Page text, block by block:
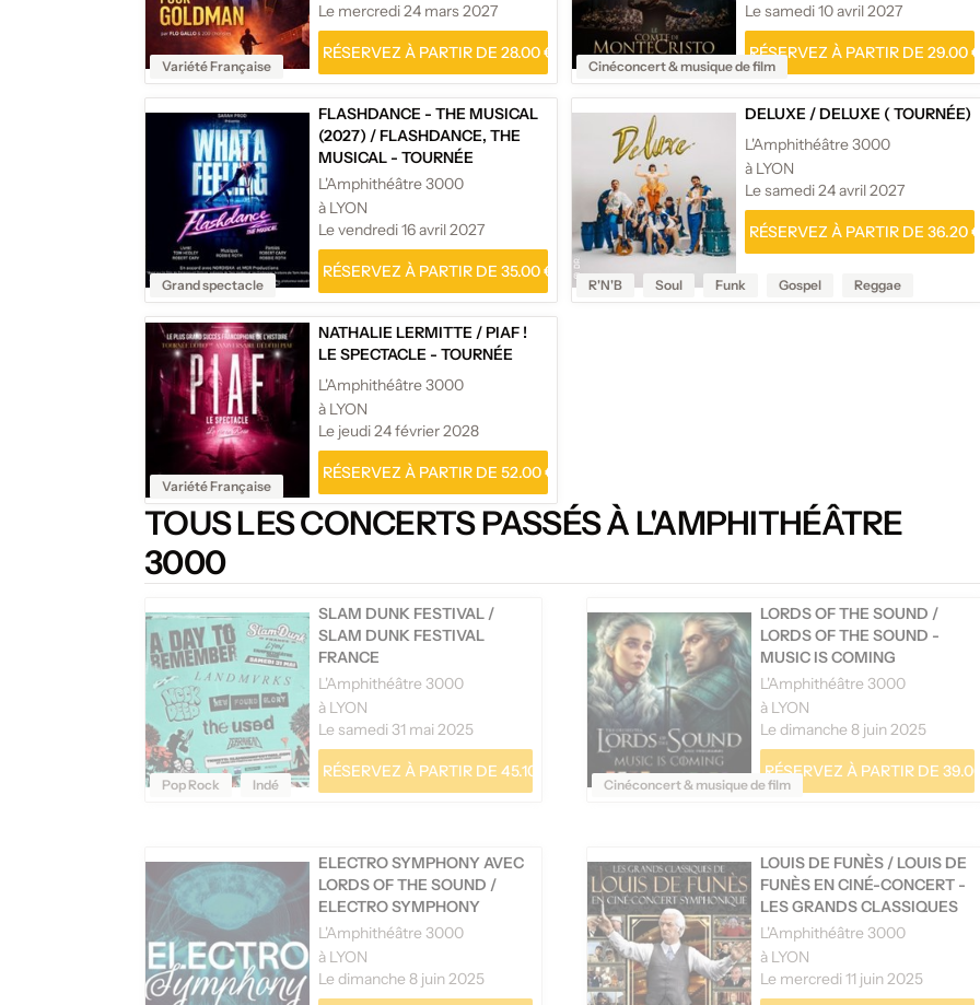
Variété Française
Le mercredi 24 mars 2027
RÉSERVEZ À PARTIR DE 28.00 €
Cinéconcert & musique de film
Le samedi 10 avril 2027
RÉSERVEZ À PARTIR DE 29.00
Grand spectacle
FLASHDANCE - THE MUSICAL
(2027) /FLASHDANCE, THE
MUSICAL - TOURNÉE
L'Amphithéâtre 3000
à LYON
Le vendredi 16 avril 2027
RÉSERVEZ À PARTIR DE 35.00 €
R'N'B Soul Funk Gospel Reggae
DELUXE /DELUXE ( TOURNÉE)
L'Amphithéâtre 3000
à LYON
Le samedi 24 avril 2027
RÉSERVEZ À PARTIR DE 36.20
Variété Française
NATHALIE LERMITTE /PIAF !
LE SPECTACLE - TOURNÉE
L'Amphithéâtre 3000
à LYON
Le jeudi 24 février 2028
RÉSERVEZ À PARTIR DE 52.00 €
TOUS LES CONCERTS PASSÉS À L'AMPHITHÉÂTRE
3000
Pop Rock Indé
SLAM DUNK FESTIVAL /
SLAM DUNK FESTIVAL
FRANCE
L'Amphithéâtre 3000
à LYON
Le samedi 31 mai 2025
RÉSERVEZ À PARTIR DE 45.10 €
Cinéconcert & musique de film
LORDS OF THE SOUND /
LORDS OF THE SOUND -
MUSIC IS COMING
L'Amphithéâtre 3000
à LYON
Le dimanche 8 juin 2025
RÉSERVEZ À PARTIR DE
ELECTRO SYMPHONY AVEC
LORDS OF THE SOUND /
ELECTRO SYMPHONY
L'Amphithéâtre 3000
à LYON
Le dimanche 8 juin 2025
LOUIS DE FUNÈS / LOUIS DE
FUNÈS EN CINÉ-CONCERT -
LES GRANDS CLASSIQUES
EN CONCERT
L'Amphithéâtre 3000
à LYON
Le mercredi 11 juin 2025